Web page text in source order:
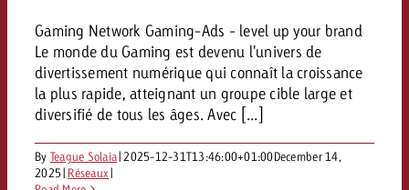
Gaming Network Gaming-Ads - level up your brand
Le monde du Gaming est devenu l'univers de
divertissement numérique qui connaît la croissance
la plus rapide, atteignant un groupe cible large et
diversifié de tous les âges. Avec [...]
By Teague Solaia| 2025-12-31T13:46:00+01:00December 14,
2025| Réseaux|